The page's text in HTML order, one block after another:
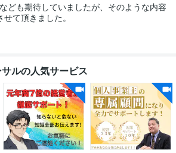
ども期待していましたが、そのような内容
て頂きました。
ルの人気サービス